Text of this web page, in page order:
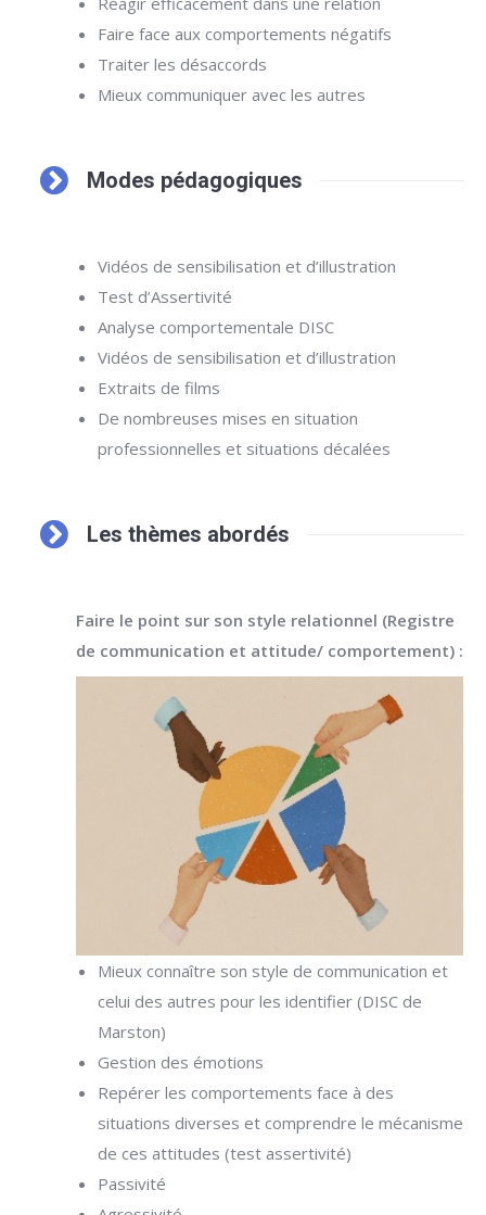
Faire face aux comportements négatifs
Traiter les désaccords
Mieux communiquer avec les autres
Modes pédagogiques
Vidéos de sensibilisation et d’illustration
Test d’Assertivité
Analyse comportementale DISC
Vidéos de sensibilisation et d’illustration
Extraits de films
De nombreuses mises en situation
professionnelles et situations décalées
Les thèmes abordés
Faire le point sur son style relationnel (Registre
de communication et attitude/ comportement) :
Mieux connaître son style de communication et
celui des autres pour les identifier (DISC de
Marston)
Gestion des émotions
Repérer les comportements face à des
situations diverses et comprendre le mécanisme
de ces attitudes (test assertivité)
Passivité